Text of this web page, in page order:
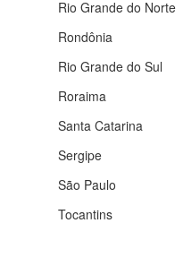
Rio Grande do Norte
Rondônia
Rio Grande do Sul
Roraima
Santa Catarina
Sergipe
São Paulo
Tocantins